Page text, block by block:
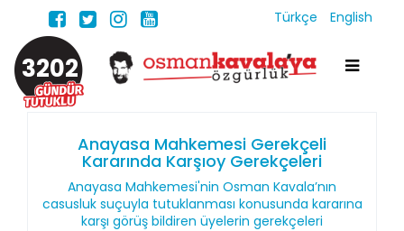
Türkçe English
3202
Anayasa Mahkemesi Gerekçeli
Kararında Karşıoy Gerekçeleri
Anayasa Mahkemesi'nin Osman Kavala’nın
casusluk suçuyla tutuklanması konusunda kararına
karşı görüş bildiren üyelerin gerekçeleri